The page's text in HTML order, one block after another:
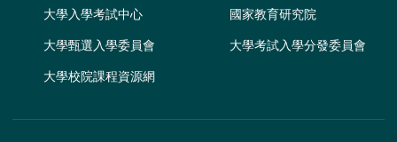
大學入學考試中心 國家教育研究院
大學甄選入學委員會 大學考試入學分發委員會
大學校院課程資源網